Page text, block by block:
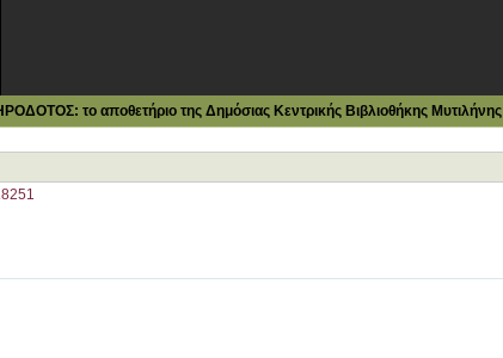
το αποθετήριο της Δημόσιας Κεντρικής Βιβλιοθήκης Μυτιλήνης